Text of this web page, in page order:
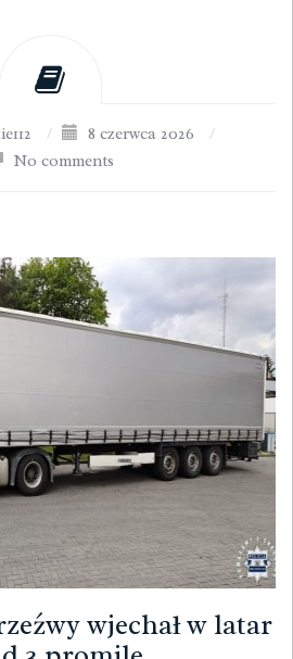
/ 8 czerwca 2026
/
No comments
wjechał w latar